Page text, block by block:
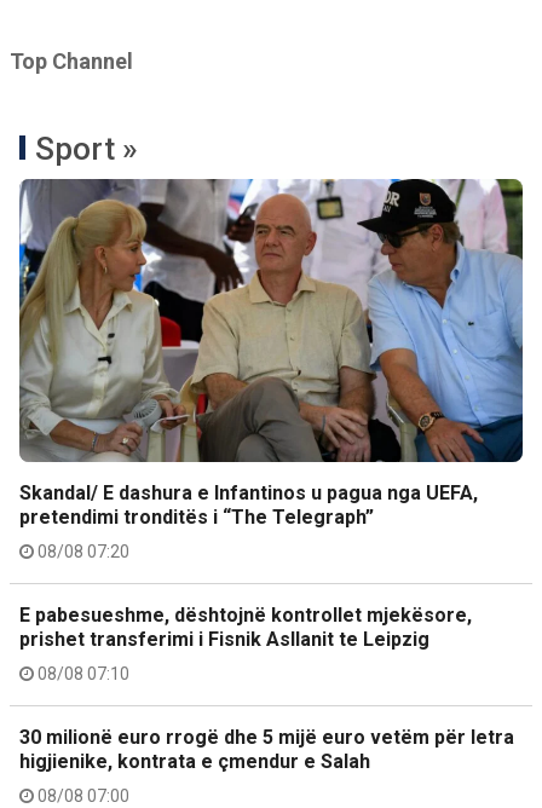
Top Channel
Sport »
Skandal/ E dashura e Infantinos u pagua nga UEFA,
pretendimi tronditës i “The Telegraph”
08/08 07:20
E pabesueshme, dështojnë kontrollet mjekësore,
prishet transferimi i Fisnik Asllanit te Leipzig
08/08 07:10
30 milionë euro rrogë dhe 5 mijë euro vetëm për letra
higjienike, kontrata e çmendur e Salah
08/08 07:00